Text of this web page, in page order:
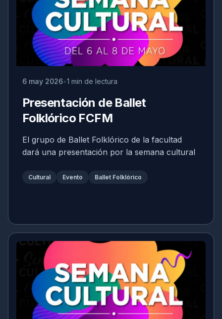
6 may 2026 1 min de lectura
Presentación de Ballet
Folklórico FCFM
El grupo de Ballet Folklórico de la facultad
dará una presentación por la semana cultural
Cultural Evento Ballet Folklórico